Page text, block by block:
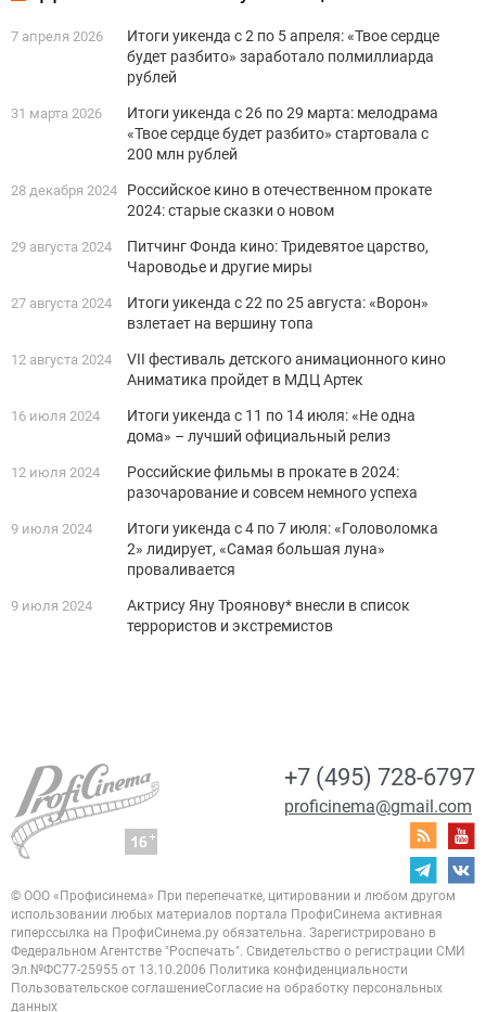
7 апреля 2026
Итоги уикенда с 2 по 5 апреля: «Твое сердце
будет разбито» заработало полмиллиарда
рублей
31 марта 2026
Итоги уикенда с 26 по 29 марта: мелодрама
«Твое сердце будет разбито» стартовала с
200 млн рублей
28 декабря 2024
Российское кино в отечественном прокате
2024: старые сказки о новом
29 августа 2024
Питчинг Фонда кино: Тридевятое царство,
Чароводье и другие миры
27 августа 2024
Итоги уикенда с 22 по 25 августа: «Ворон»
взлетает на вершину топа
12 августа 2024
VII фестиваль детского анимационного кино
Аниматика пройдет в МДЦ Артек
16 июля 2024
Итоги уикенда с 11 по 14 июля: «Не одна
дома» – лучший официальный релиз
12 июля 2024
Российские фильмы в прокате в 2024:
разочарование и совсем немного успеха
9 июля 2024
Итоги уикенда с 4 по 7 июля: «Головоломка
2» лидирует, «Самая большая луна»
проваливается
9 июля 2024
Актрису Яну Троянову* внесли в список
террористов и экстремистов
+7 (495) 728-6797
proficinema@gmail.com
© ООО «Профисинема» При перепечатке, цитировании и любом другом
использовании любых материалов портала ПрофиСинема активная
гиперссылка на ПрофиСинема.ру обязательна. Зарегистрировано в
Федеральном Агентстве "Роспечать". Свидетельство о регистрации СМИ
Эл.№ФС77-25955 от 13.10.2006 Политика конфиденциальности
Пользовательское соглашениеСогласие на обработку персональных
данных